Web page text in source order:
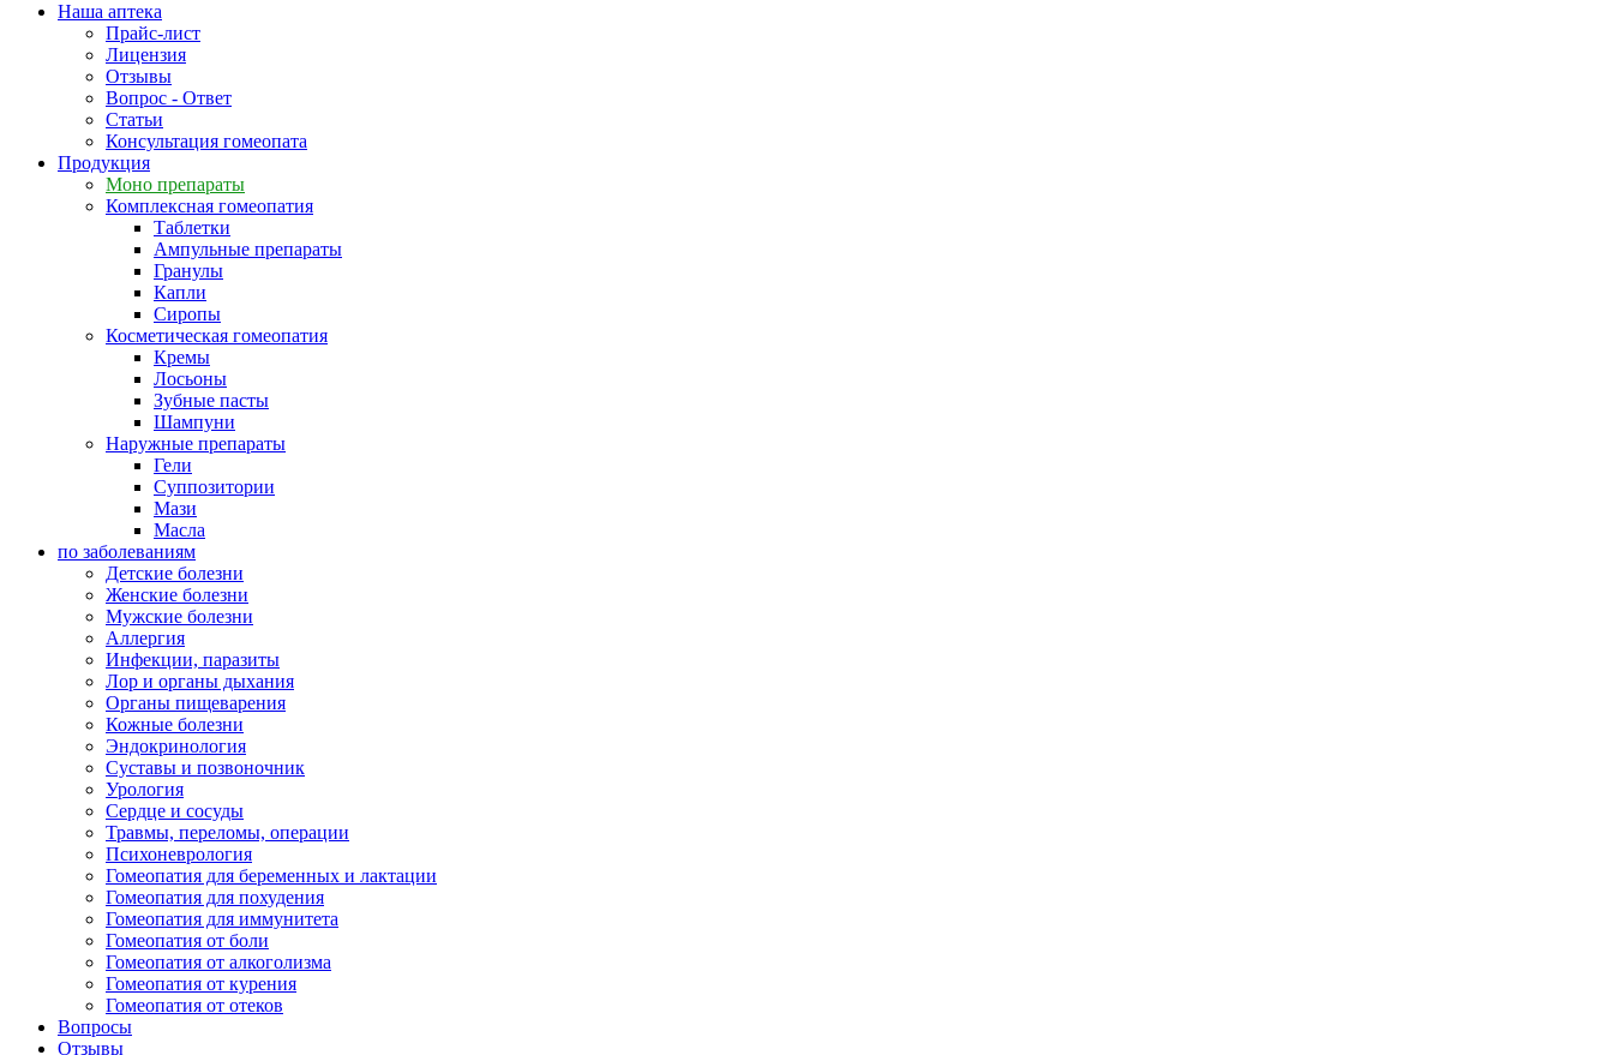
Наша аптека
Прайс-лист
Лицензия
Отзывы
Вопрос - Ответ
Статьи
Консультация гомеопата
Продукция
Моно препараты
Комплексная гомеопатия
Таблетки
Ампульные препараты
Гранулы
Капли
Сиропы
Косметическая гомеопатия
Кремы
Лосьоны
Зубные пасты
Шампуни
Наружные препараты
Гели
Суппозитории
Мази
Масла
по заболеваниям
Детские болезни
Женские болезни
Мужские болезни
Аллергия
Инфекции, паразиты
Лор и органы дыхания
Органы пищеварения
Кожные болезни
Эндокринология
Суставы и позвоночник
Урология
Сердце и сосуды
Травмы, переломы, операции
Психоневрология
Гомеопатия для беременных и лактации
Гомеопатия для похудения
Гомеопатия для иммунитета
Гомеопатия от боли
Гомеопатия от алкоголизма
Гомеопатия от курения
Гомеопатия от отеков
Вопросы
Отзывы